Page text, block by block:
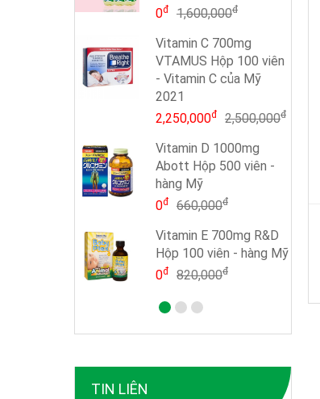
0đ 1,600,000đ
Vitamin C 700mg
VTAMUS Hộp 100 viên
- Vitamin C của Mỹ
2021
2,250,000đ 2,500,000đ
Vitamin D 1000mg
Abott Hộp 500 viên -
hàng Mỹ
0đ 660,000đ
Vitamin E 700mg R&D
Hộp 100 viên - hàng Mỹ
0đ 820,000đ
TIN LIÊN